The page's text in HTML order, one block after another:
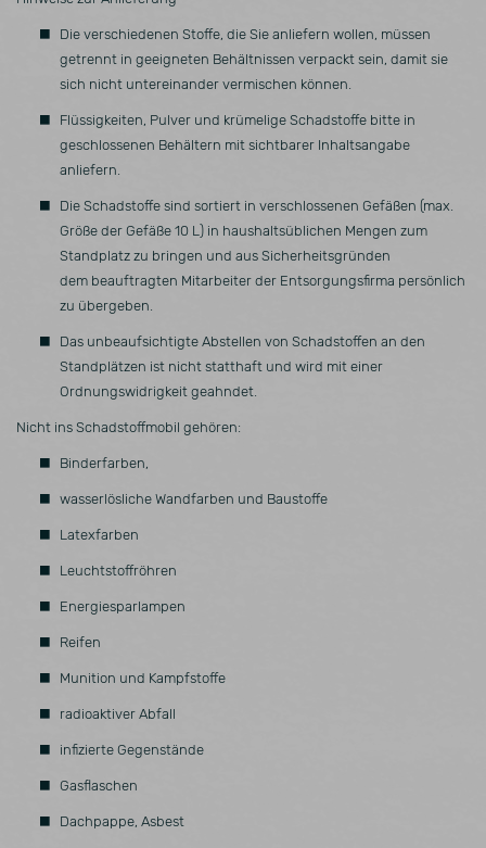
Die verschiedenen Stoffe, die Sie anliefern wollen, müssen
getrennt in geeigneten Behältnissen verpackt sein, damit sie
sich nicht untereinander vermischen können.
Flüssigkeiten, Pulver und krümelige Schadstoffe bitte in
geschlossenen Behältern mit sichtbarer Inhaltsangabe
anliefern.
Die Schadstoffe sind sortiert in verschlossenen Gefäßen (max.
Größe der Gefäße 10 L) in haushaltsüblichen Mengen zum
Standplatz zu bringen und aus Sicherheitsgründen
dem beauftragten Mitarbeiter der Entsorgungsfirma persönlich
zu übergeben.
Das unbeaufsichtigte Abstellen von Schadstoffen an den
Standplätzen ist nicht statthaft und wird mit einer
Ordnungswidrigkeit geahndet.
Nicht ins Schadstoffmobil gehören:
Binderfarben,
wasserlösliche Wandfarben und Baustoffe
Latexfarben
Leuchtstoffröhren
Energiesparlampen
Reifen
Munition und Kampfstoffe
radioaktiver Abfall
infizierte Gegenstände
Gasflaschen
Dachpappe, Asbest